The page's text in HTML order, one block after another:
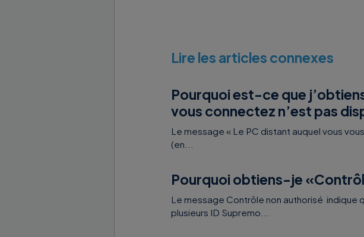
Lire les articles connexes
Pourquoi est-ce que
vous connectez n’est pas
Le message « Le PC distant auquel vous
(en...
Pourquoi obtiens-je
Le message Contrôle non authorisé indique
plusieurs ID Supremo...